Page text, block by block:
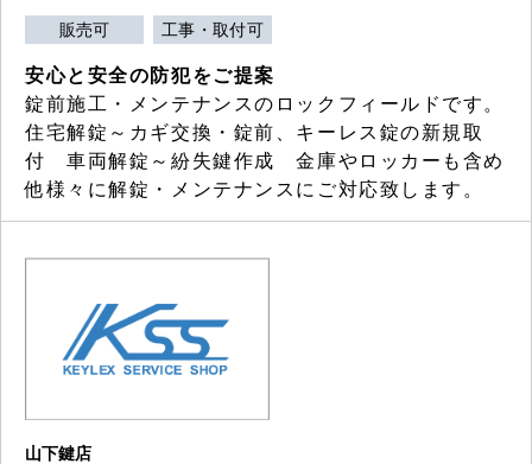
販売可 工事・取付可
安心と安全の防犯をご提案
錠前施工・メンテナンスのロックフィールドです。
住宅解錠～カギ交換・錠前、キーレス錠の新規取
付 車両解錠～紛失鍵作成 金庫やロッカーも含め
他様々に解錠・メンテナンスにご対応致します。
山下鍵店